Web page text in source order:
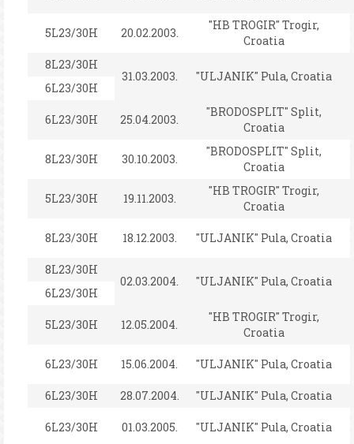
5L23/30H 20.02.2003.
"HB TROGIR" Trogir,
Croatia
8L23/30H
31.03.2003. "ULJANIK" Pula, Croatia
6L23/30H
6L23/30H 25.04.2003.
"BRODOSPLIT" Split,
Croatia
8L23/30H 30.10.2003.
"BRODOSPLIT" Split,
Croatia
5L23/30H 19.11.2003.
"HB TROGIR" Trogir,
Croatia
8L23/30H 18.12.2003. "ULJANIK" Pula, Croatia
8L23/30H
02.03.2004. "ULJANIK" Pula, Croatia
6L23/30H
5L23/30H 12.05.2004.
"HB TROGIR" Trogir,
Croatia
6L23/30H 15.06.2004. "ULJANIK" Pula, Croatia
6L23/30H 28.07.2004. "ULJANIK" Pula, Croatia
6L23/30H 01.03.2005. "ULJANIK" Pula, Croatia